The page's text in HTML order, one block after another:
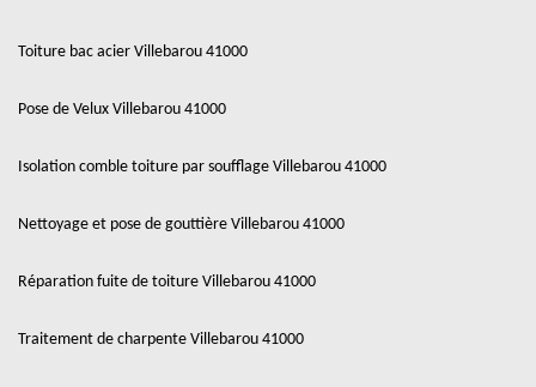
Toiture bac acier Villebarou 41000
Pose de Velux Villebarou 41000
Isolation comble toiture par soufflage Villebarou 41000
Nettoyage et pose de gouttière Villebarou 41000
Réparation fuite de toiture Villebarou 41000
Traitement de charpente Villebarou 41000